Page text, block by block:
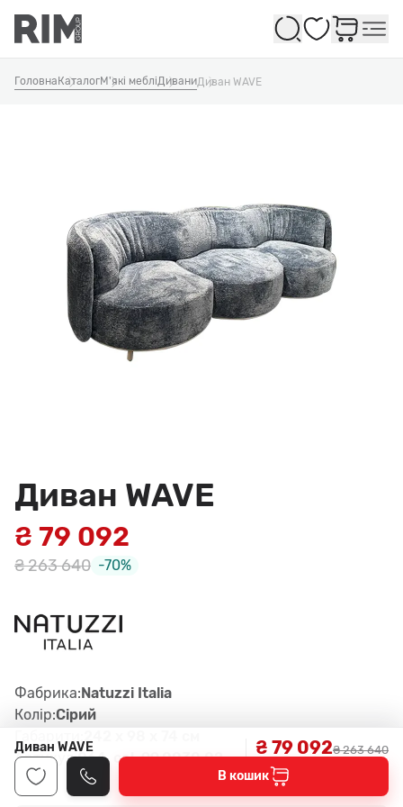
Обране
Головна КаталогМ'які мебліДиваниДиван WAVE
Диван WAVE
₴ 79 092
₴ 263 640 -70%
Фабрика:Natuzzi Italia
Колір:Сірий
Артикул:064, col. 99.0030.02
Диван WAVE ₴ 79 092₴ 263 640
В кошик